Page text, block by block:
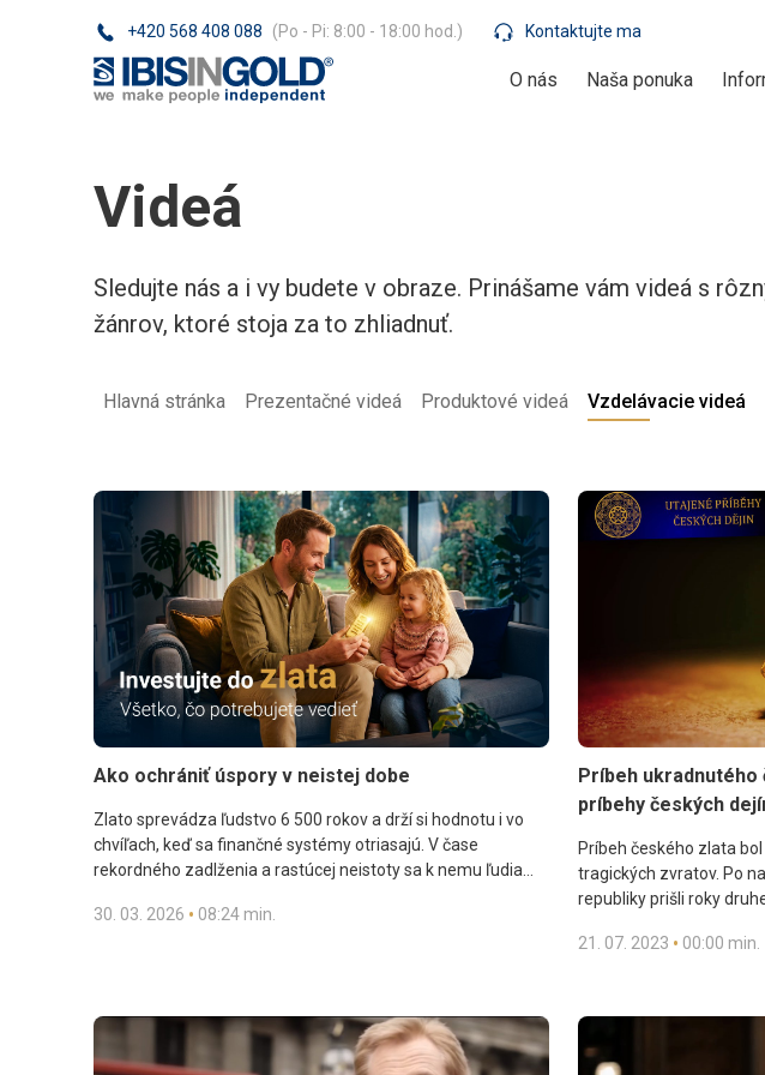
+420 568 408 088 (Po - Pi: 8:00 - 18:00 hod.) Kontaktujte ma
O nás Naša ponuka
Videá
Sledujte nás a i vy budete v obraze. Prinášame vám videá s
žánrov, ktoré stoja za to zhliadnuť.
Hlavná stránka Prezentačné videá Produktové videá Vzdelávacie videá
Ako ochrániť úspory v neistej dobe
Zlato sprevádza ľudstvo 6 500 rokov a drží si hodnotu i vo
chvíľach, keď sa finančné systémy otriasajú. V čase
rekordného zadlženia a rastúcej neistoty sa k nemu ľudia
aktívum bez protistrany, ktoré si udržalo hodnotu naprieč
30. 03. 2026 • 08:24 min.
Príbeh ukradnutého
príbehy českých
Príbeh českého zlata
tragických zvratov. Po
republiky prišli roky
Povojnové rokovania o
vrátiť, ale dokonca i
prijať. Po ťažkých a
21. 07. 2023 • 00:00 min.